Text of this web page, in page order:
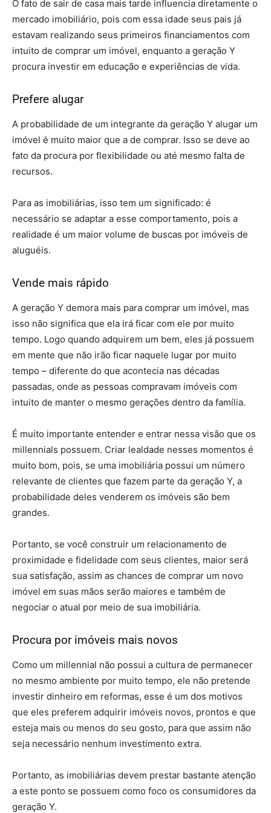
O fato de sair de casa mais tarde influencia diretamente o
mercado imobiliário, pois com essa idade seus pais já
estavam realizando seus primeiros financiamentos com
intuito de comprar um imóvel, enquanto a geração Y
procura investir em educação e experiências de vida.
Prefere alugar
A probabilidade de um integrante da geração Y alugar um
imóvel é muito maior que a de comprar. Isso se deve ao
fato da procura por flexibilidade ou até mesmo falta de
recursos.
Para as imobiliárias, isso tem um significado: é
necessário se adaptar a esse comportamento, pois a
realidade é um maior volume de buscas por imóveis de
aluguéis.
Vende mais rápido
A geração Y demora mais para comprar um imóvel, mas
isso não significa que ela irá ficar com ele por muito
tempo. Logo quando adquirem um bem, eles já possuem
em mente que não irão ficar naquele lugar por muito
tempo – diferente do que acontecia nas décadas
passadas, onde as pessoas compravam imóveis com
intuito de manter o mesmo gerações dentro da família.
É muito importante entender e entrar nessa visão que os
millennials possuem. Criar lealdade nesses momentos é
muito bom, pois, se uma imobiliária possui um número
relevante de clientes que fazem parte da geração Y, a
probabilidade deles venderem os imóveis são bem
grandes.
Portanto, se você construir um relacionamento de
proximidade e fidelidade com seus clientes, maior será
sua satisfação, assim as chances de comprar um novo
imóvel em suas mãos serão maiores e também de
negociar o atual por meio de sua imobiliária.
Procura por imóveis mais novos
Como um millennial não possui a cultura de permanecer
no mesmo ambiente por muito tempo, ele não pretende
investir dinheiro em reformas, esse é um dos motivos
que eles preferem adquirir imóveis novos, prontos e que
esteja mais ou menos do seu gosto, para que assim não
seja necessário nenhum investimento extra.
Portanto, as imobiliárias devem prestar bastante atenção
a este ponto se possuem como foco os consumidores da
geração Y.